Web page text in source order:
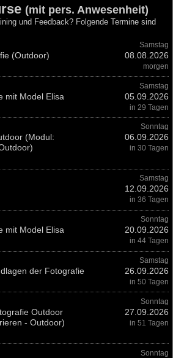
(mit pers. Anwesenheit)
und Feedback? Folgende Termine sind
(Outdoor)
Samstag
08.08.2026
morgen
mit Model Elisa
Samstag
05.09.2026
in 29 Tagen
(Modul:
Sonntag
06.09.2026
in 30 Tagen
Samstag
12.09.2026
in 36 Tagen
mit Model Elisa
Sonntag
20.09.2026
in 44 Tagen
der Fotografie
Samstag
26.09.2026
in 50 Tagen
Outdoor
- Outdoor)
Sonntag
27.09.2026
in 51 Tagen
Sonntag